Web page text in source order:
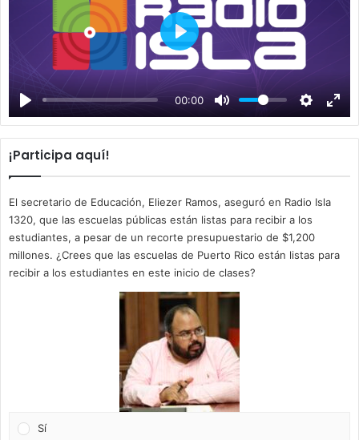
00:00
P
a
y
¡Participa aquí!
El secretario de Educación, Eliezer Ramos, aseguró en Radio Isla
1320, que las escuelas públicas están listas para recibir a los
estudiantes, a pesar de un recorte presupuestario de $1,200
millones. ¿Crees que las escuelas de Puerto Rico están listas para
recibir a los estudiantes en este inicio de clases?
Sí